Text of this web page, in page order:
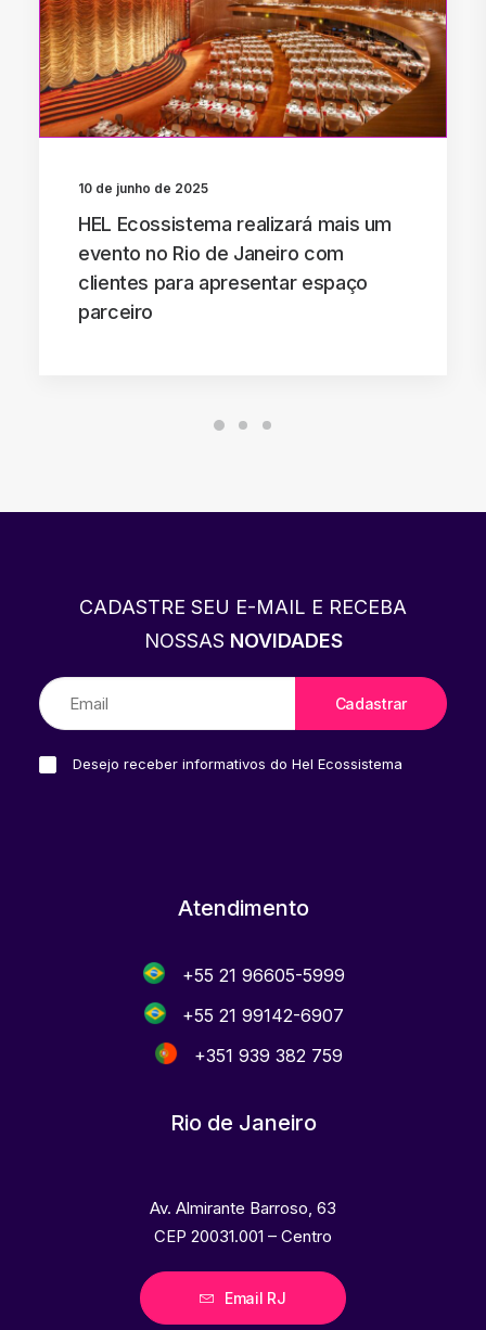
10 de junho de 2025
HEL Ecossistema realizará mais um
evento no Rio de Janeiro com
clientes para apresentar espaço
parceiro
CADASTRE SEU E-MAIL E RECEBA
NOSSAS NOVIDADES
Desejo receber informativos do Hel Ecossistema
Atendimento
+55 21 96605-5999
+55 21 99142-6907
+351 939 382 759
Rio de Janeiro
Av. Almirante Barroso, 63
CEP 20031.001 – Centro
Email RJ